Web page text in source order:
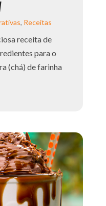
, Receitas
receita de
para o
(chá) de farinha